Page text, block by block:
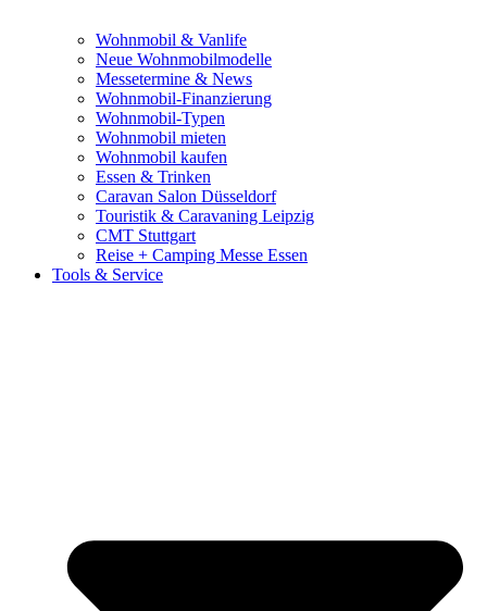
Wohnmobil & Vanlife
Neue Wohnmobilmodelle
Messetermine & News
Wohnmobil-Finanzierung
Wohnmobil-Typen
Wohnmobil mieten
Wohnmobil kaufen
Essen & Trinken
Caravan Salon Düsseldorf
Touristik & Caravaning Leipzig
CMT Stuttgart
Reise + Camping Messe Essen
Tools & Service